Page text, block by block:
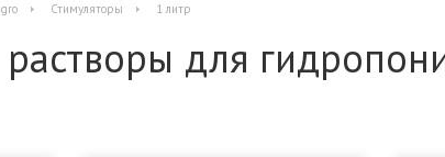
Стимуляторы 1 литр
для